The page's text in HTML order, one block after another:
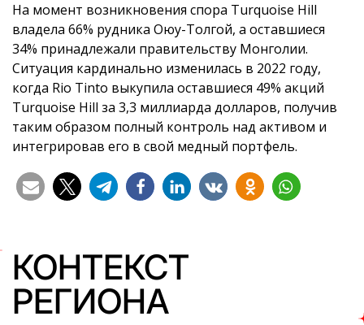
На момент возникновения спора Turquoise Hill
владела 66% рудника Оюу-Толгой, а оставшиеся
34% принадлежали правительству Монголии.
Ситуация кардинально изменилась в 2022 году,
когда Rio Tinto выкупила оставшиеся 49% акций
Turquoise Hill за 3,3 миллиарда долларов, получив
таким образом полный контроль над активом и
интегрировав его в свой медный портфель.
КОНТЕКСТ
РЕГИОНА